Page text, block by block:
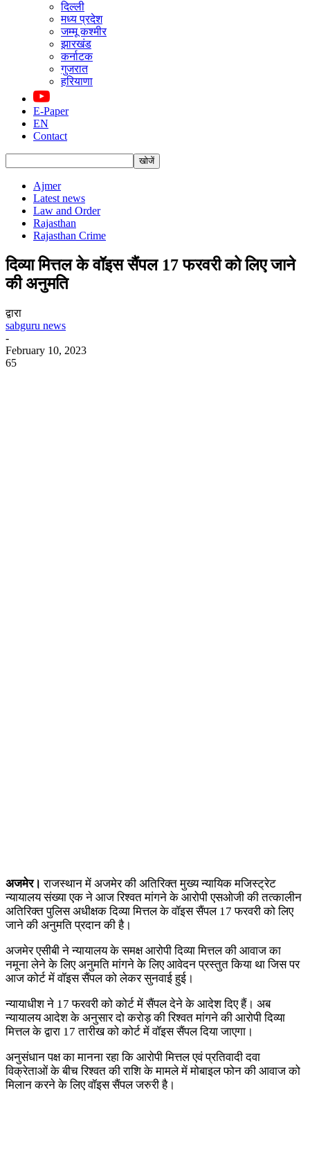
दिल्ली
मध्य प्रदेश
जम्मू कश्मीर
झारखंड
कर्नाटक
गुजरात
हरियाणा
E-Paper
EN
Contact
Ajmer
Latest news
Law and Order
Rajasthan
Rajasthan Crime
दिव्या मित्तल के वॉइस सैंपल 17 फरवरी को लिए जाने
की अनुमति
द्वारा
sabguru news
-
February 10, 2023
65
अजमेर। राजस्थान में अजमेर की अतिरिक्त मुख्य न्यायिक मजिस्ट्रेट
न्यायालय संख्या एक ने आज रिश्वत मांगने के आरोपी एसओजी की तत्कालीन
अतिरिक्त पुलिस अधीक्षक दिव्या मित्तल के वॉइस सैंपल 17 फरवरी को लिए
जाने की अनुमति प्रदान की है।
अजमेर एसीबी ने न्यायालय के समक्ष आरोपी दिव्या मित्तल की आवाज का
नमूना लेने के लिए अनुमति मांगने के लिए आवेदन प्रस्तुत किया था जिस पर
आज कोर्ट में वॉइस सैंपल को लेकर सुनवाई हुई।
न्यायाधीश ने 17 फरवरी को कोर्ट में सैंपल देने के आदेश दिए हैं। अब
न्यायालय आदेश के अनुसार दो करोड़ की रिश्वत मांगने की आरोपी दिव्या
मित्तल के द्वारा 17 तारीख को कोर्ट में वॉइस सैंपल दिया जाएगा।
अनुसंधान पक्ष का मानना रहा कि आरोपी मित्तल एवं प्रतिवादी दवा
विक्रेताओं के बीच रिश्वत की राशि के मामले में मोबाइल फोन की आवाज को
मिलान करने के लिए वॉइस सैंपल जरुरी है।